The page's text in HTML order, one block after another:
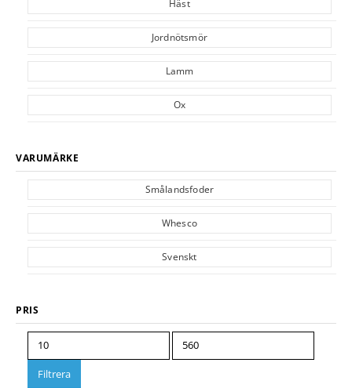
Häst
Jordnötsmör
Lamm
Ox
VARUMÄRKE
Smålandsfoder
Whesco
Svenskt
PRIS
Filtrera